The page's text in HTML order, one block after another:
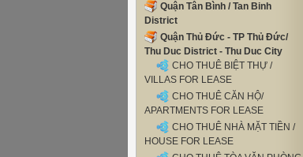
Quận Tân Bình / Tan Binh
District
Quận Thủ Đức - TP Thủ Đức/
Thu Duc District - Thu Duc City
CHO THUÊ BIỆT THỰ /
VILLAS FOR LEASE
CHO THUÊ CĂN HỘ/
APARTMENTS FOR LEASE
CHO THUÊ NHÀ MẶT TIỀN /
HOUSE FOR LEASE